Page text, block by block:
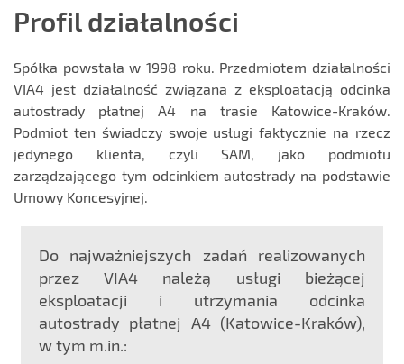
Profil działalności
Spółka powstała w 1998 roku. Przedmiotem działalności
VIA4 jest działalność związana z eksploatacją odcinka
autostrady płatnej A4 na trasie Katowice-Kraków.
Podmiot ten świadczy swoje usługi faktycznie na rzecz
jedynego klienta, czyli SAM, jako podmiotu
zarządzającego tym odcinkiem autostrady na podstawie
Umowy Koncesyjnej.
Do najważniejszych zadań realizowanych
przez VIA4 należą usługi bieżącej
eksploatacji i utrzymania odcinka
autostrady płatnej A4 (Katowice-Kraków),
w tym m.in.: